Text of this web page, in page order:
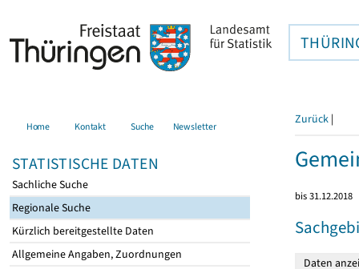
Home Kontakt Suche Newsletter
STATISTISCHE DATEN
Sachliche Suche
Regionale Suche
Kürzlich bereitgestellte Daten
Allgemeine Angaben, Zuordnungen
Zurück |
bis 31.12.2018